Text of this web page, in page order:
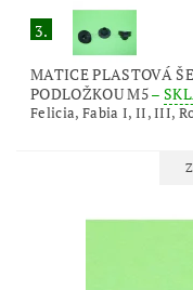
3.
MATICE PLASTOVÁ
PODLOŽKOU M5–
Felicia, Fabia I, II, III,